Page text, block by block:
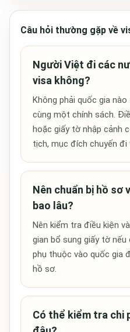
Câu hỏi thường gặp về
Người Việt đi các
visa không?
Không phải quốc gia
cùng một chính sách.
hoặc giấy tờ nhập cảnh
tịch, mục đích chuyến
Nên chuẩn bị hồ sơ
bao lâu?
Nên kiểm tra điều kiện
gian bổ sung giấy tờ
phụ thuộc vào quốc gia
hồ sơ.
Có thể kiểm tra chi